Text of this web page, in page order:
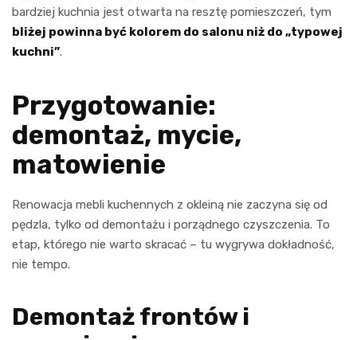
bardziej kuchnia jest otwarta na resztę pomieszczeń, tym
bliżej powinna być kolorem do salonu niż do „typowej
kuchni”.
Przygotowanie:
demontaż, mycie,
matowienie
Renowacja mebli kuchennych z okleiną nie zaczyna się od
pędzla, tylko od demontażu i porządnego czyszczenia. To
etap, którego nie warto skracać – tu wygrywa dokładność,
nie tempo.
Demontaż frontów i